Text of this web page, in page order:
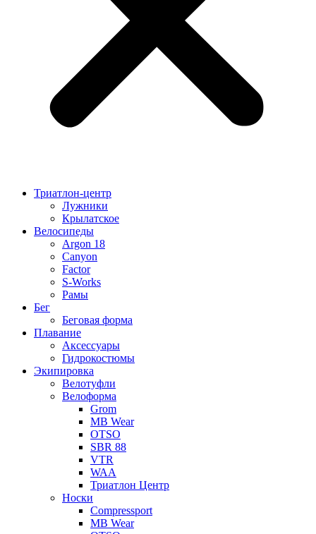
Триатлон-центр
Лужники
Крылатское
Велосипеды
Argon 18
Canyon
Factor
S-Works
Рамы
Бег
Беговая форма
Плавание
Аксессуары
Гидрокостюмы
Экипировка
Велотуфли
Велоформа
Grom
MB Wear
OTSO
SBR 88
VTR
WAA
Триатлон Центр
Носки
Compressport
MB Wear